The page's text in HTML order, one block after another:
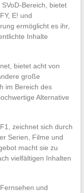
Bereich, bietet
E! und
ermöglicht es ihr,
Inhalte
bietet acht von
große
im Bereich des
Alternative
zeichnet sich durch
Serien, Filme und
macht sie zu
vielfältigen Inhalten
und